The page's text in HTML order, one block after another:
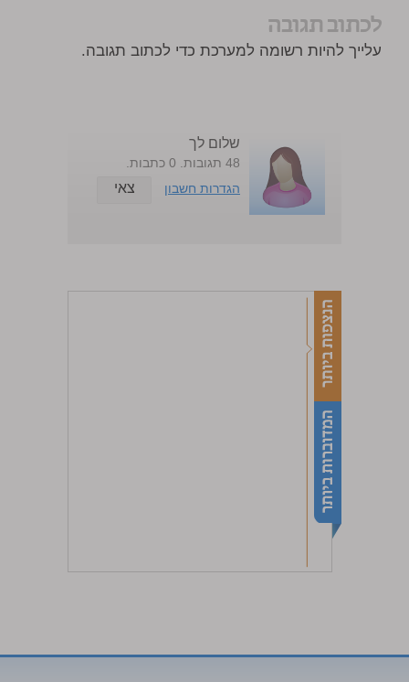
לכתוב תגובה
עלייך להיות רשומה למערכת כדי לכתוב תגובה.
שלום לך
48 תגובות. 0 כתבות.
הגדרות חשבון
צאי